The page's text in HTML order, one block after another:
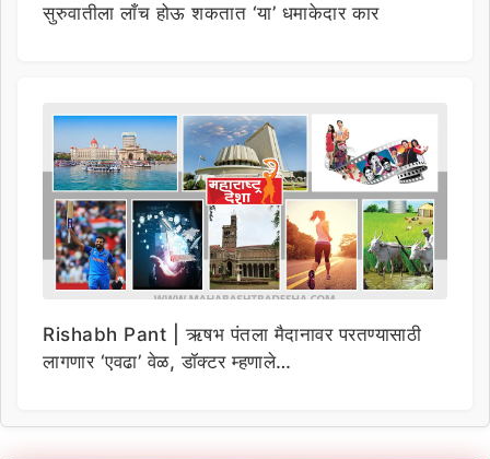
सुरुवातीला लाँच होऊ शकतात ‘या’ धमाकेदार कार
Rishabh Pant | ऋषभ पंतला मैदानावर परतण्यासाठी
लागणार ‘एवढा’ वेळ, डॉक्टर म्हणाले…